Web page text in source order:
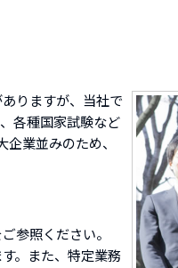
りますが、当社で
各種国家試験など
業並みのため、
参照ください。
。また、特定業務